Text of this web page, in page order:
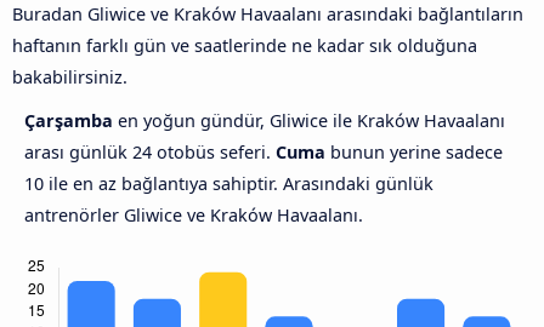
Buradan Gliwice ve Kraków Havaalanı arasındaki bağlantıların
haftanın farklı gün ve saatlerinde ne kadar sık olduğuna
bakabilirsiniz.
Çarşamba en yoğun gündür, Gliwice ile Kraków Havaalanı
arası günlük 24 otobüs seferi. Cuma bunun yerine sadece
10 ile en az bağlantıya sahiptir. Arasındaki günlük
antrenörler Gliwice ve Kraków Havaalanı.